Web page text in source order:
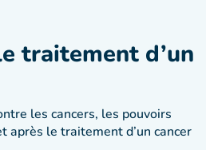
traitement d’un
les cancers, les pouvoirs
après le traitement d’un cancer